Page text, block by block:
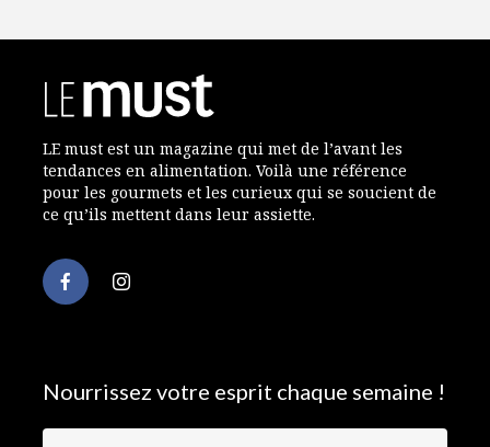
LE must est un magazine qui met de l’avant les
tendances en alimentation. Voilà une référence
pour les gourmets et les curieux qui se soucient de
ce qu’ils mettent dans leur assiette.
Nourrissez votre esprit chaque semaine !